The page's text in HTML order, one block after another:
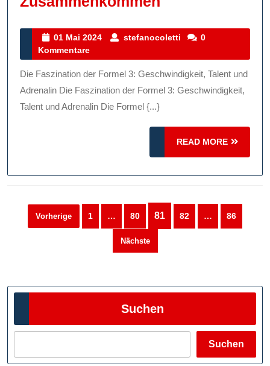
3:
Und
Auf
Der
01 Mai 2024
01
2024
stefanocoletti stefanocoletti
0
Kommentare
Die Faszination der Formel 3: Geschwindigkeit, Talent und
Adrenalin Die Faszination der Formel 3: Geschwindigkeit,
Talent und Adrenalin Die Formel {...}
READ MORE
READ
MORE
Seitennummerierung
der
Vorherige 1 … 80 81 82 … 86
Nächste
Suchen
Suchen